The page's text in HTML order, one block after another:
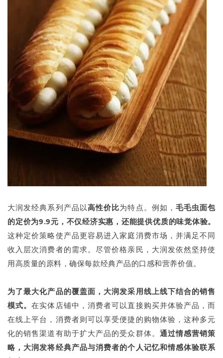
大润发经典系列产品以高性价比为特点。例如，毛毛虫面包
的定价为9.9元，不仅经济实惠，还能提供优质的味觉体验。
这种定价策略使产品更容易进入家庭消费市场，并满足不同
收入层次消费者的需求。尽管价格亲民，大润发依然坚持使
用高质量的原料，确保每款经典产品的口感和营养价值。
为了最大化产品的覆盖面，大润发采用线上线下结合的销售
模式。在实体店铺中，消费者可以直接购买并体验产品，而
在线上平台，消费者则可以享受便捷的购物体验，这种多元
化的销售渠道有助于扩大产品的受众群体。 通过情感营销策
略，大润发将经典产品与消费者的个人记忆和情感体验联系